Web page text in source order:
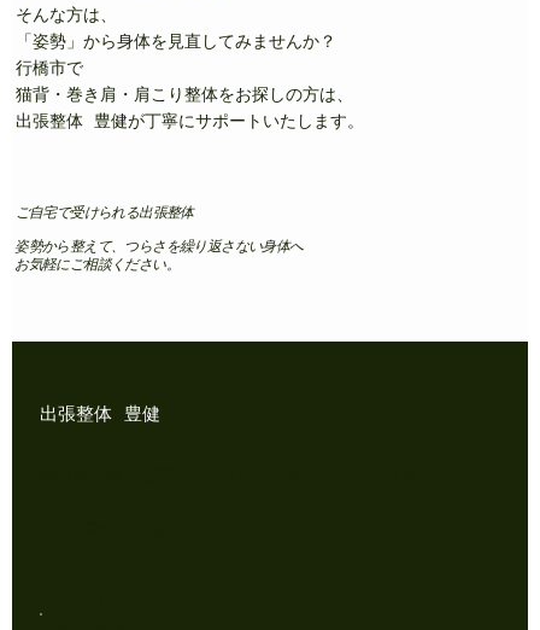
そんな方は、
「姿勢」から身体を見直してみませんか？
行橋市で
猫背・巻き肩・肩こり整体をお探しの方は、
出張整体 豊健が丁寧にサポートいたします。
ご自宅で受けられる出張整体
姿勢から整えて、つらさを繰り返さない身体へ
お気軽にご相談ください。
出張整体 豊健